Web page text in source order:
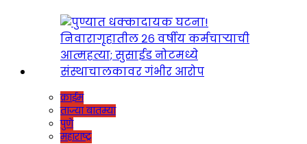
क्राईम
ताज्या बातम्या
पुणे
महाराष्ट्र